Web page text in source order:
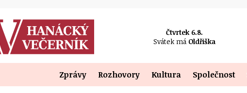
Čtvrtek 6.8.
Svátek má Oldřiška
Zprávy Rozhovory Kultura Společnost